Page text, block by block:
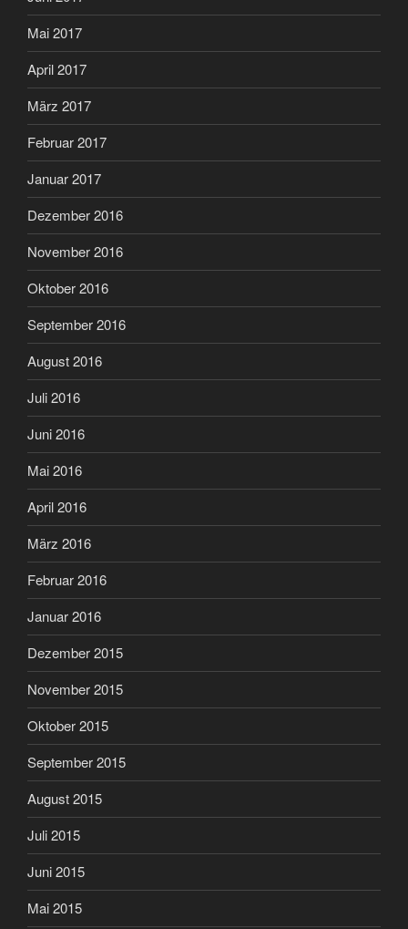
Mai 2017
April 2017
März 2017
Februar 2017
Januar 2017
Dezember 2016
November 2016
Oktober 2016
September 2016
August 2016
Juli 2016
Juni 2016
Mai 2016
April 2016
März 2016
Februar 2016
Januar 2016
Dezember 2015
November 2015
Oktober 2015
September 2015
August 2015
Juli 2015
Juni 2015
Mai 2015